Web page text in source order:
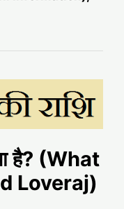
है? (What
Loveraj)